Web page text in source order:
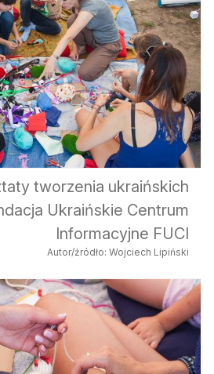
tworzenia ukraińskich
Ukraińskie Centrum
Informacyjne FUCI
Autor/źródło: Wojciech Lipiński